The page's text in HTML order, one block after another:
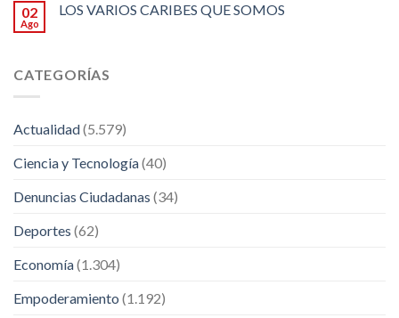
02
Ago
LOS VARIOS CARIBES QUE SOMOS
CATEGORÍAS
Actualidad(5.579)
Ciencia y Tecnología(40)
Denuncias Ciudadanas (34)
Deportes (62)
Economía(1.304)
Empoderamiento (1.192)